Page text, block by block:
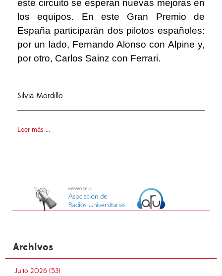
este circuito se esperan nuevas mejoras en
los equipos. En este Gran Premio de
España participarán dos pilotos españoles:
por un lado, Fernando Alonso con Alpine y,
por otro, Carlos Sainz con Ferrari.
Silvia Mordillo
Leer más ...
Archivos
Julio 2026 (53)